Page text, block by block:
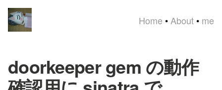
Home • About • me
doorkeeper gem の動作